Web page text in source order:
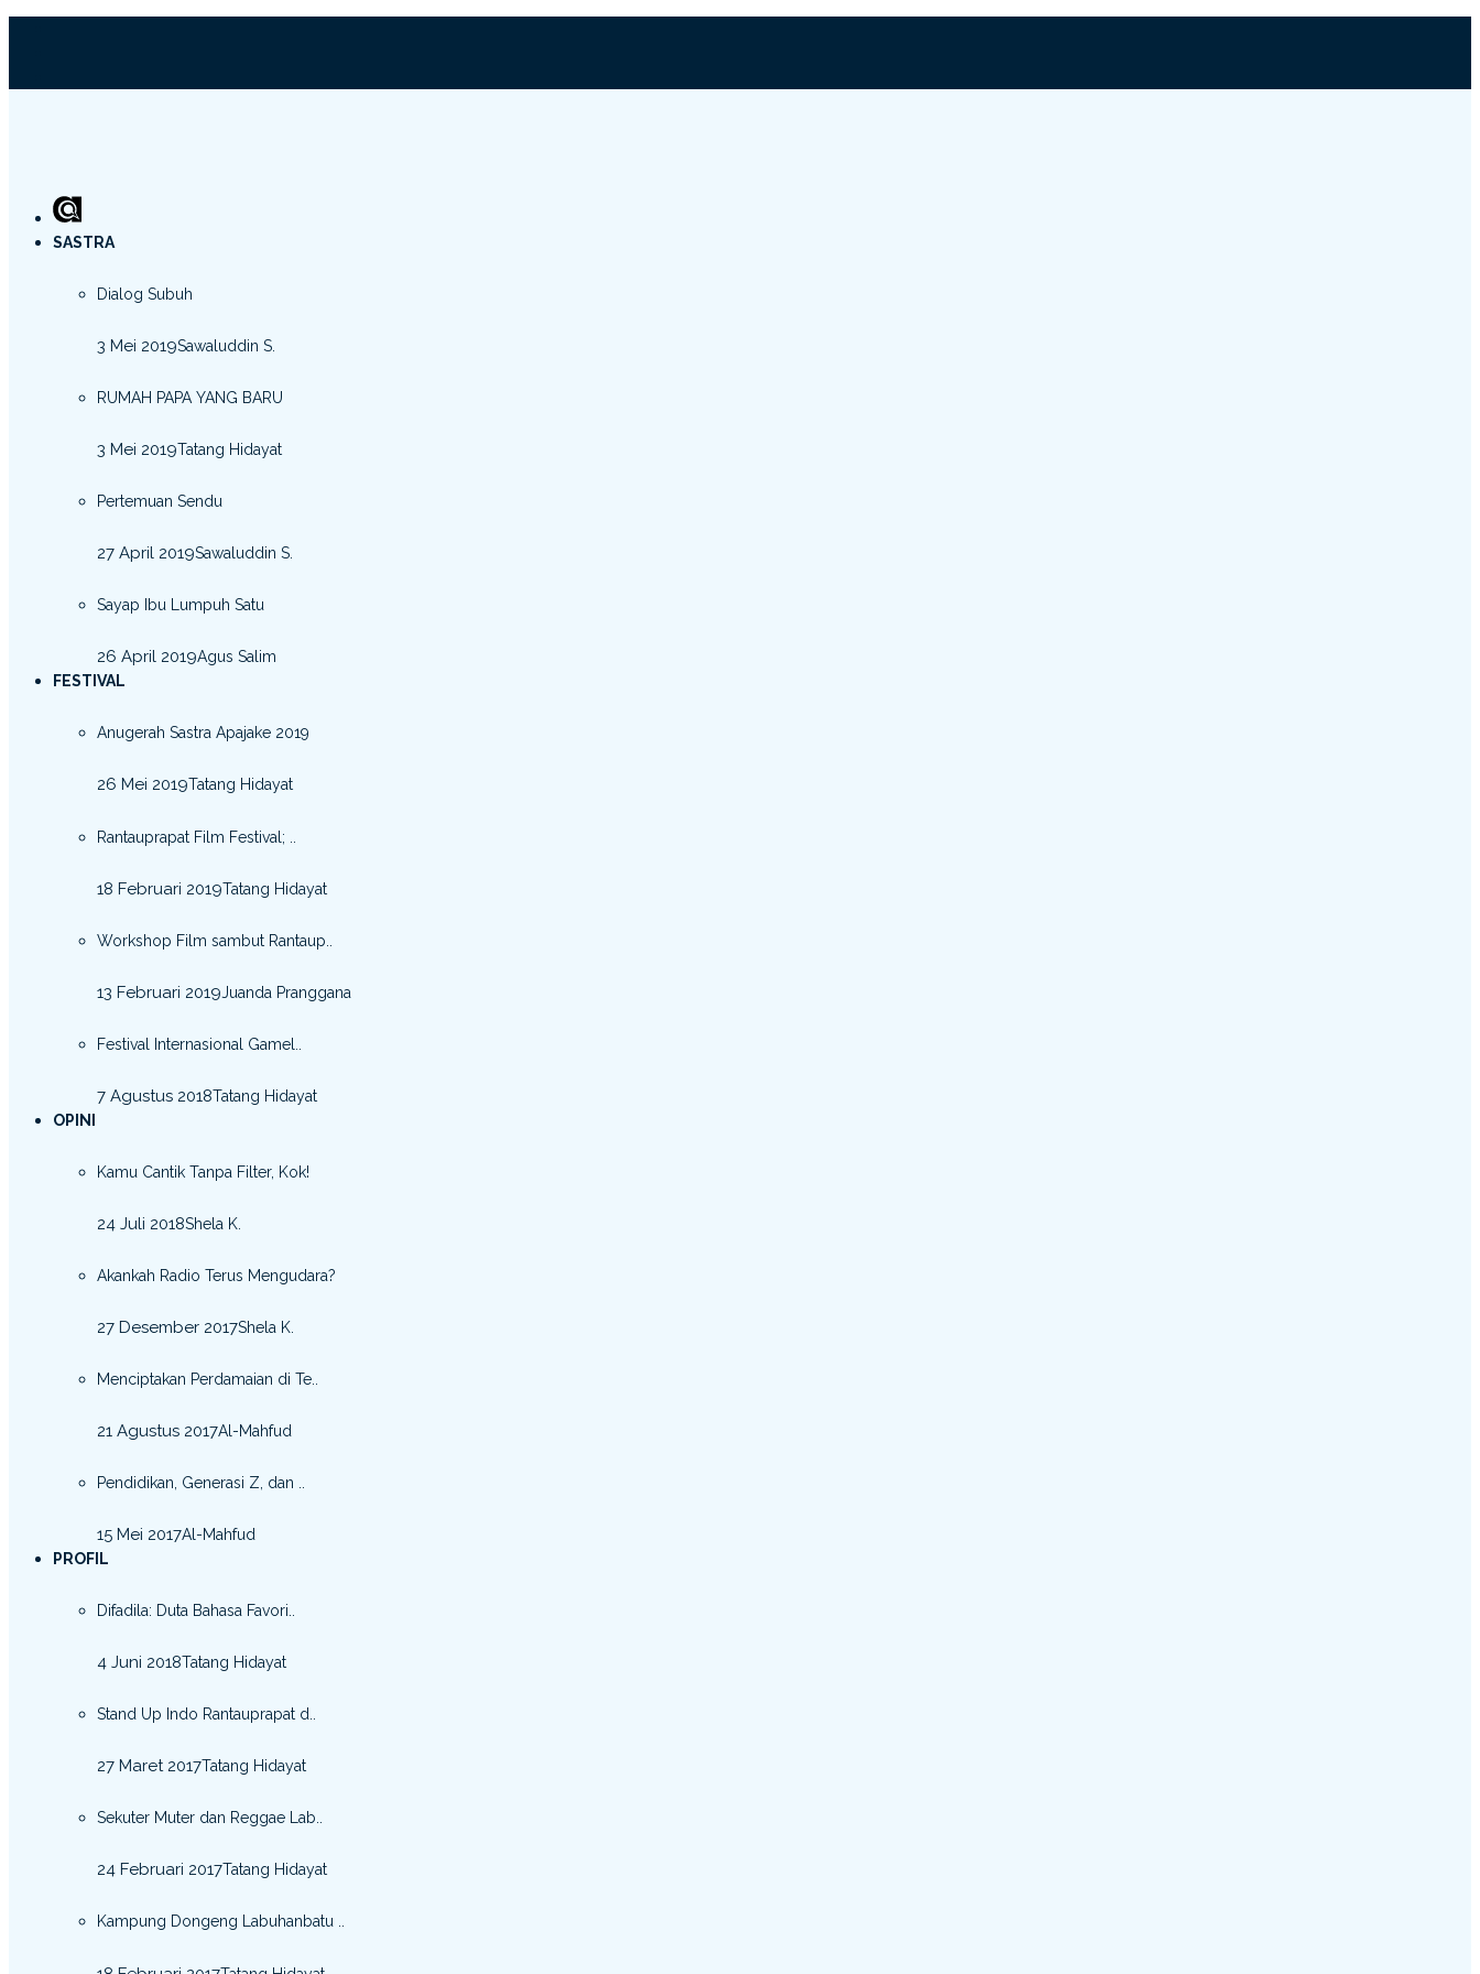
SASTRA
Dialog Subuh
3 Mei 2019Sawaluddin S.
RUMAH PAPA YANG BARU
3 Mei 2019Tatang Hidayat
Pertemuan Sendu
27 April 2019Sawaluddin S.
Sayap Ibu Lumpuh Satu
26 April 2019Agus Salim
FESTIVAL
Anugerah Sastra Apajake 2019
26 Mei 2019Tatang Hidayat
Rantauprapat Film Festival; ..
18 Februari 2019Tatang Hidayat
Workshop Film sambut Rantaup..
13 Februari 2019Juanda Pranggana
Festival Internasional Gamel..
7 Agustus 2018Tatang Hidayat
OPINI
Kamu Cantik Tanpa Filter, Kok!
24 Juli 2018Shela K.
Akankah Radio Terus Mengudara?
27 Desember 2017Shela K.
Menciptakan Perdamaian di Te..
21 Agustus 2017Al-Mahfud
Pendidikan, Generasi Z, dan ..
15 Mei 2017Al-Mahfud
PROFIL
Difadila: Duta Bahasa Favori..
4 Juni 2018Tatang Hidayat
Stand Up Indo Rantauprapat d..
27 Maret 2017Tatang Hidayat
Sekuter Muter dan Reggae Lab..
24 Februari 2017Tatang Hidayat
Kampung Dongeng Labuhanbatu ..